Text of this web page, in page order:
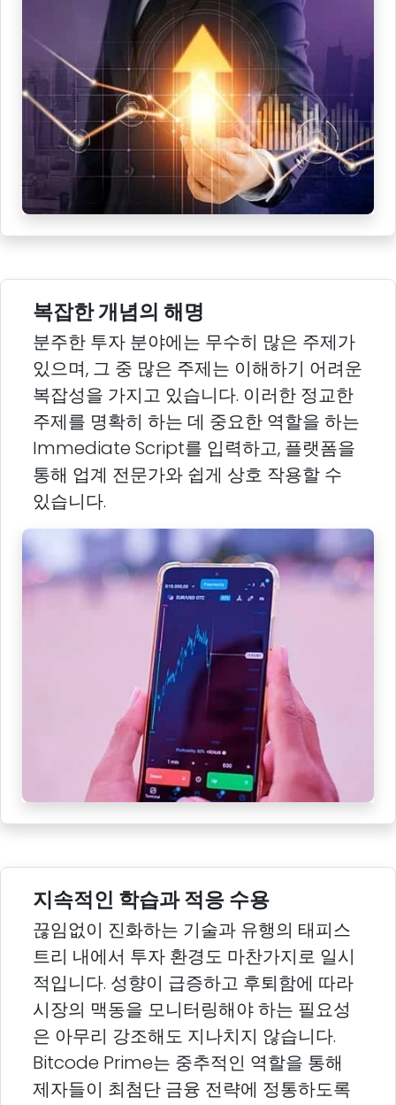
복잡한 개념의 해명
분주한 투자 분야에는 무수히 많은 주제가
있으며, 그 중 많은 주제는 이해하기 어려운
복잡성을 가지고 있습니다. 이러한 정교한
주제를 명확히 하는 데 중요한 역할을 하는
Immediate Script를 입력하고, 플랫폼을
통해 업계 전문가와 쉽게 상호 작용할 수
있습니다.
지속적인 학습과 적응 수용
끊임없이 진화하는 기술과 유행의 태피스
트리 내에서 투자 환경도 마찬가지로 일시
적입니다. 성향이 급증하고 후퇴함에 따라
시장의 맥동을 모니터링해야 하는 필요성
은 아무리 강조해도 지나치지 않습니다.
Bitcode Prime는 중추적인 역할을 통해
제자들이 최첨단 금융 전략에 정통하도록